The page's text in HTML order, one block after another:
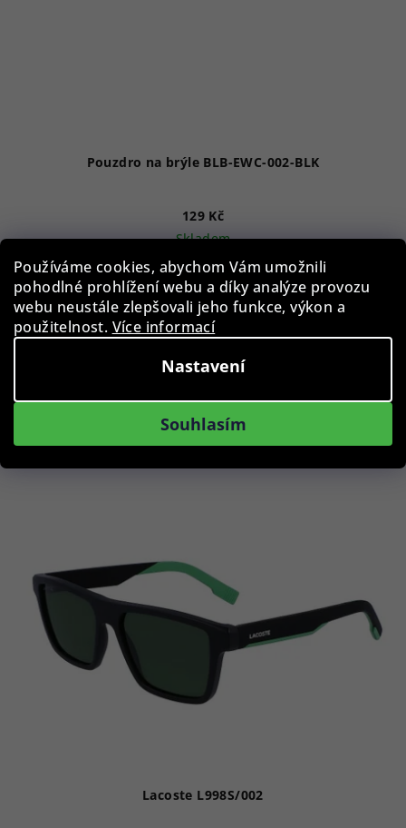
Používáme cookies, abychom Vám umožnili
pohodlné prohlížení webu a díky analýze provozu
webu neustále zlepšovali jeho funkce, výkon a
použitelnost. Více informací
Nastavení
Souhlasím
Pouzdro na brýle BLB-EWC-002-BLK
129 Kč
Skladem
Do košíku
Podobné produkty
Lacoste L998S/002